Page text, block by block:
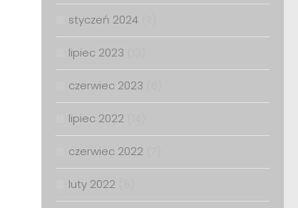
styczeń 2024
lipiec 2023
czerwiec 2023
lipiec 2022
czerwiec 2022
luty 2022